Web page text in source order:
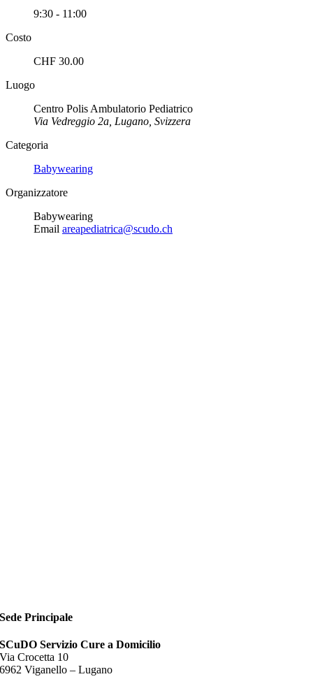
9:30 - 11:00
Costo
CHF 30.00
Luogo
Centro Polis Ambulatorio Pediatrico
Via Vedreggio 2a, Lugano, Svizzera
Categoria
Babywearing
Organizzatore
Babywearing
Email areapediatrica@scudo.ch
Sede Principale
SCuDO Servizio Cure a Domicilio
Via Crocetta 10
6962 Viganello – Lugano